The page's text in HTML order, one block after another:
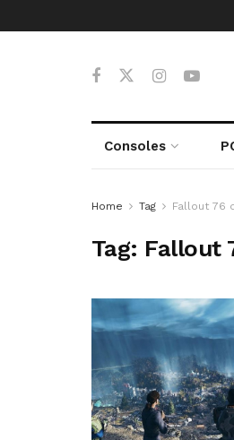
Consoles
Home Tag Fallout 76
Tag: Fallout